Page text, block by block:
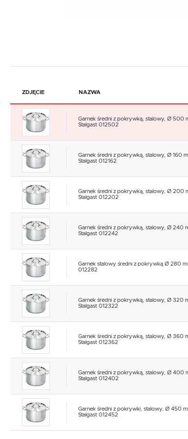
ZDJĘCIE NAZWA
Garnek średni z pokrywką, stalowy, Ø 500
Stalgast 012502
Garnek średni z pokrywką, stalowy, Ø 160
Stalgast 012162
Garnek średni z pokrywką, stalowy, Ø 200
Stalgast 012202
Garnek średni z pokrywką, stalowy, Ø 240
Stalgast 012242
Garnek stalowy średni z pokrywką Ø 280
012282
Garnek średni z pokrywką, stalowy, Ø 320
Stalgast 012322
Garnek średni z pokrywką, stalowy, Ø 360
Stalgast 012362
Garnek średni z pokrywką, stalowy, Ø 400
Stalgast 012402
Garnek średni z pokrywki, stalowy, Ø 450
Stalgast 012452